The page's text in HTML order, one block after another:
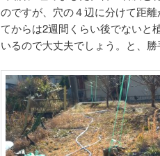
のですが、穴の４辺に分けて距
てからは2週間くらい後でないと
いるので大丈夫でしょう。と、